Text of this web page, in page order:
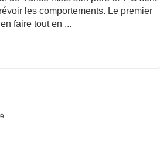
les comportements. Le premier
faire tout en ...